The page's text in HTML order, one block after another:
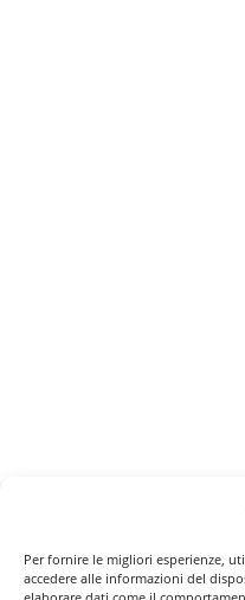
Per fornire le migliori esperienze,
accedere alle informazioni del